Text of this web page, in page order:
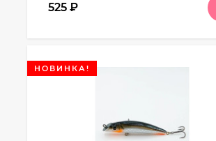
525 ₽
НОВИНКА!